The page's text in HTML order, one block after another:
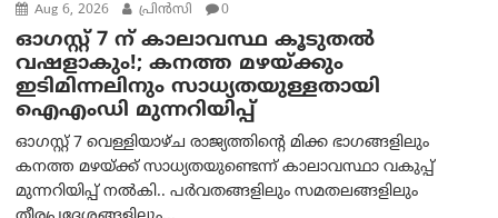
Aug 6, 2026 പ്രിന്‍സി 0
ഓഗസ്റ്റ് 7 ന് കാലാവസ്ഥ കൂടുതൽ
വഷളാകും!; കനത്ത മഴയ്ക്കും
ഇടിമിന്നലിനും സാധ്യതയുള്ളതായി
ഐഎംഡി മുന്നറിയിപ്പ്
ഓഗസ്റ്റ് 7 വെള്ളിയാഴ്ച രാജ്യത്തിന്റെ മിക്ക ഭാഗങ്ങളിലും
കനത്ത മഴയ്ക്ക് സാധ്യതയുണ്ടെന്ന് കാലാവസ്ഥാ വകുപ്പ്
മുന്നറിയിപ്പ് നൽകി.. പർവതങ്ങളിലും സമതലങ്ങളിലും